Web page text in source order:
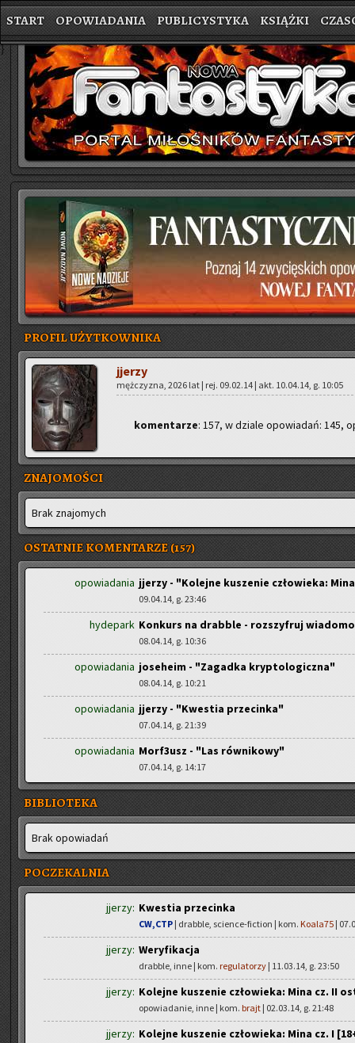
START OPOWIADANIA PUBLICYSTYKA KSIĄŻKI
}
PROFIL UŻYTKOWNIKA
jje­rzy
męż­czy­zna, 2026 lat | rej. 09.02.14 | akt. 10.04.14, g. 10:05
ko­men­ta­rze: 157, w dzia­le opo­wia­dań: 145,
ZNAJOMOŚCI
Brak zna­jo­mych
OSTATNIE KOMENTARZE (157)
opowiadania jjerzy - "Kolejne kuszenie człowieka:
09.04.14, g. 23:46
hydepark Konkurs na drabble - rozszyfruj
08.04.14, g. 10:36
opowiadania joseheim - "Zagadka kryptologiczna"
08.04.14, g. 10:21
opowiadania jjerzy - "Kwestia przecinka"
07.04.14, g. 21:39
opowiadania Morf3usz - "Las równikowy"
07.04.14, g. 14:17
BIBLIOTEKA
Brak opo­wia­dań
POCZEKALNIA
jjerzy: Kwestia przecinka
CW,CTP | drabble, science-fiction | kom. Koala75 |
jjerzy: Weryfikacja
drabble, inne | kom. regulatorzy | 11.03.14, g. 23:50
jjerzy: Kolejne kuszenie człowieka: Mina cz. II
opowiadanie, inne | kom. brajt | 02.03.14, g. 21:48
jjerzy: Kolejne kuszenie człowieka: Mina cz. I